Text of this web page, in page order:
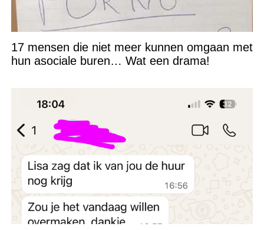
17 mensen die niet meer kunnen omgaan met
hun asociale buren… Wat een drama!